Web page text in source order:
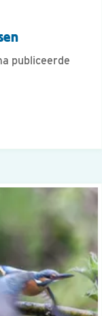
publiceerde